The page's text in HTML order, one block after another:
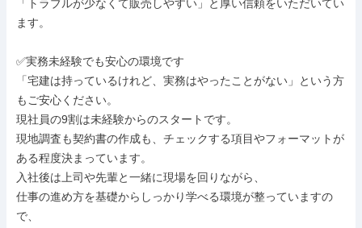
「トラブルが少なくて販売しやすい」と厚い信頼をいただいてい
ます。
✅実務未経験でも安心の環境です
「宅建は持っているけれど、実務はやったことがない」という方
もご安心ください。
現社員の9割は未経験からのスタートです。
現地調査も契約書の作成も、チェックする項目やフォーマットが
ある程度決まっています。
入社後は上司や先輩と一緒に現場を回りながら、
仕事の進め方を基礎からしっかり学べる環境が整っていますの
で、